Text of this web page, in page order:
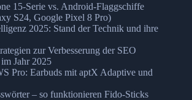
15-Serie vs. Android-Flaggschiffe
S24, Google Pixel 8 Pro)
2025: Stand der Technik und ihre
zur Verbesserung der SEO
Jahr 2025
Pro: Earbuds mit aptX Adaptive und
– so funktionieren Fido-Sticks